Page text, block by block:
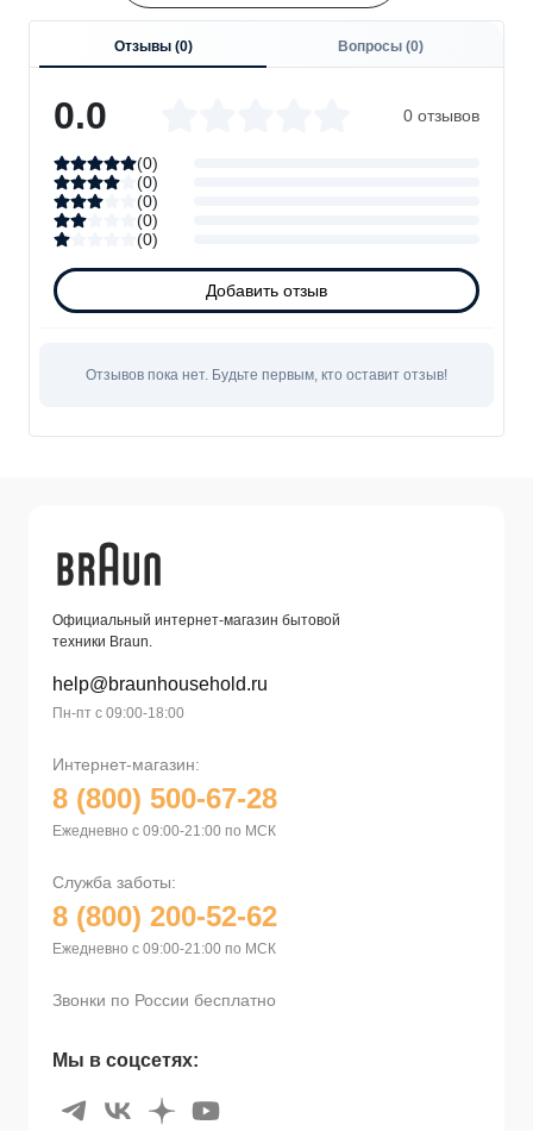
Технические характеристики
Отзывы (0) Вопросы (0)
0.0 0 отзывов
(0)
(0)
(0)
(0)
(0)
Добавить отзыв
Отзывов пока нет. Будьте первым, кто оставит отзыв!
Официальный интернет-магазин бытовой
техники Braun.
help@braunhousehold.ru
Пн-пт с 09:00-18:00
Мы в соцсетях:
Интернет-магазин:
8 (800) 500-67-28
Ежедневно с 09:00-21:00 по МСК
Служба заботы:
8 (800) 200-52-62
Ежедневно с 09:00-21:00 по МСК
Звонки по России бесплатно